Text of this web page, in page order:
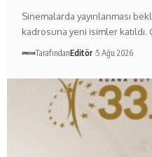
Sinemalarda yayınlanması
kadrosuna yeni isimler
TarafındanEditör 5 Ağu 2026